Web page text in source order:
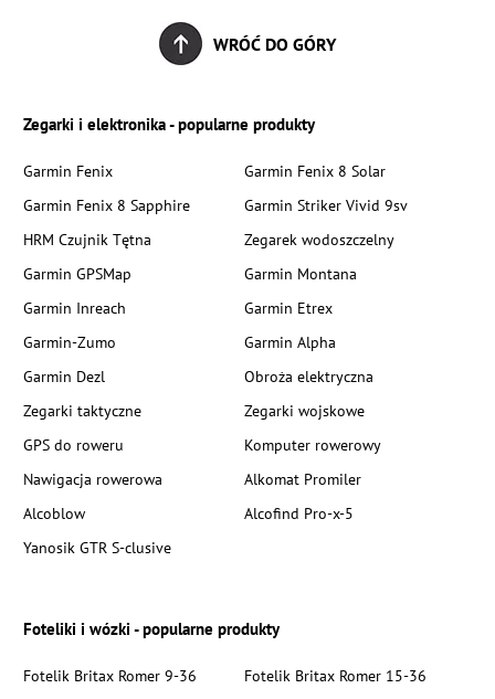
WRÓĆ DO GÓRY
Zegarki i elektronika - popularne produkty
Garmin Fenix
Garmin Fenix 8 Solar
Garmin Fenix 8 Sapphire
Garmin Striker Vivid 9sv
HRM Czujnik Tętna
Zegarek wodoszczelny
Garmin GPSMap
Garmin Montana
Garmin Inreach
Garmin Etrex
Garmin-Zumo
Garmin Alpha
Garmin Dezl
Obroża elektryczna
Zegarki taktyczne
Zegarki wojskowe
GPS do roweru
Komputer rowerowy
Nawigacja rowerowa
Alkomat Promiler
Alcoblow
Alcofind Pro-x-5
Yanosik GTR S-clusive
Foteliki i wózki - popularne produkty
Fotelik Britax Romer 9-36
Fotelik Britax Romer 15-36